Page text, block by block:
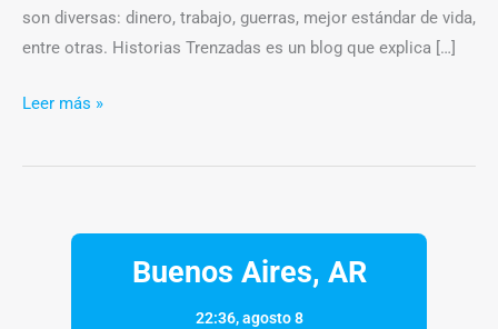
son diversas: dinero, trabajo, guerras, mejor estándar de vida,
entre otras. Historias Trenzadas es un blog que explica […]
Leer más »
Buenos Aires, AR
22:36,agosto 8